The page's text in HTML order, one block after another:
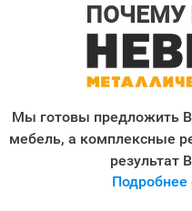
ПОЧЕМУ
Мы готовы предложить
мебель, а комплексные
результат